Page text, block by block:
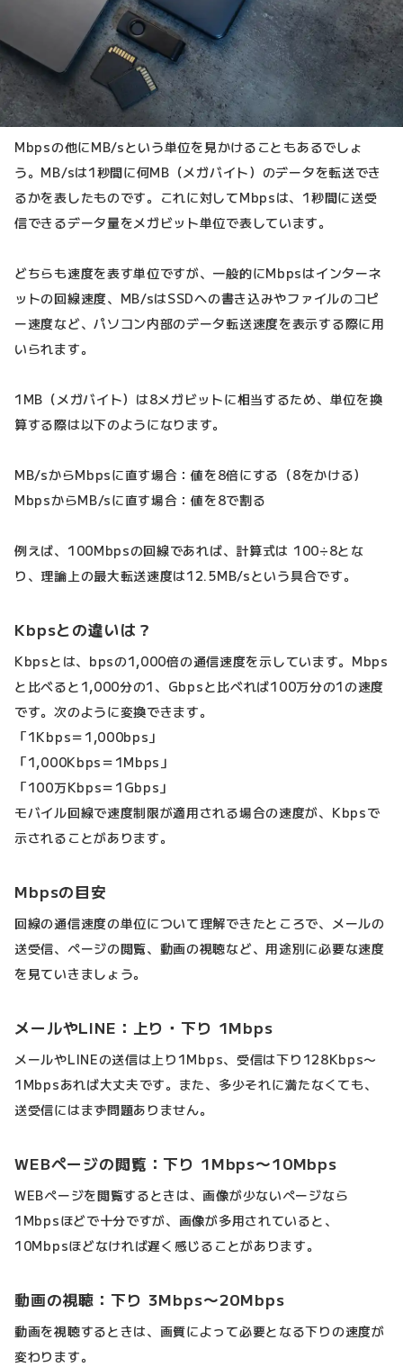
Mbpsの他にMB/sという単位を見かけることもあるでしょ
う。MB/sは1秒間に何MB（メガバイト）のデータを転送でき
るかを表したものです。これに対してMbpsは、1秒間に送受
信できるデータ量をメガビット単位で表しています。
どちらも速度を表す単位ですが、一般的にMbpsはインターネ
ットの回線速度、MB/sはSSDへの書き込みやファイルのコピ
ー速度など、パソコン内部のデータ転送速度を表示する際に用
いられます。
1MB（メガバイト）は8メガビットに相当するため、単位を換
算する際は以下のようになります。
MB/sからMbpsに直す場合：値を8倍にする（8をかける）
MbpsからMB/sに直す場合：値を8で割る
例えば、100Mbpsの回線であれば、計算式は 100÷8とな
り、理論上の最大転送速度は12.5MB/sという具合です。
Kbpsとの違いは？
Kbpsとは、bpsの1,000倍の通信速度を示しています。Mbps
と比べると1,000分の1、Gbpsと比べれば100万分の1の速度
です。次のように変換できます。
「1Kbps＝1,000bps」
「1,000Kbps＝1Mbps」
「100万Kbps＝1Gbps」
モバイル回線で速度制限が適用される場合の速度が、Kbpsで
示されることがあります。
Mbpsの目安
回線の通信速度の単位について理解できたところで、メールの
送受信、ページの閲覧、動画の視聴など、用途別に必要な速度
を見ていきましょう。
メールやLINE：上り・下り 1Mbps
メールやLINEの送信は上り1Mbps、受信は下り128Kbps〜
1Mbpsあれば大丈夫です。また、多少それに満たなくても、
送受信にはまず問題ありません。
WEBページの閲覧：下り 1Mbps〜10Mbps
WEBページを閲覧するときは、画像が少ないページなら
1Mbpsほどで十分ですが、画像が多用されていると、
10Mbpsほどなければ遅く感じることがあります。
動画の視聴：下り 3Mbps〜20Mbps
動画を視聴するときは、画質によって必要となる下りの速度が
変わります。